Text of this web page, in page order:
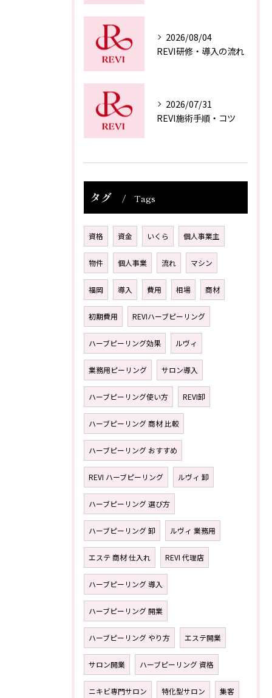
2026/08/04
REVI研修・導入の流れ
2026/07/31
REVI施術手順・コツ
タグ Tags
資格 資金 いくら 個人事業主
物件 個人事業 流れ マシン
福岡 導入 費用 相場 商材
初期費用 REVIハーブピーリング
ハーブピーリング効果 ルヴィ
業務用ピーリング サロン導入
ハーブピーリング使い方 REVI卸
ハーブピーリング 商材 比較
ハーブピーリング おすすめ
REVI ハーブピーリング ルヴィ 卸
ハーブピーリング 選び方
ハーブピーリング 卸 ルヴィ 業務用
エステ 商材 仕入れ REVI 代理店
ハーブピーリング 導入
ハーブピーリング 開業
ハーブピーリング やり方 エステ開業
サロン開業 ハーブピーリング 資格
ニキビ専門サロン 特化型サロン 集客